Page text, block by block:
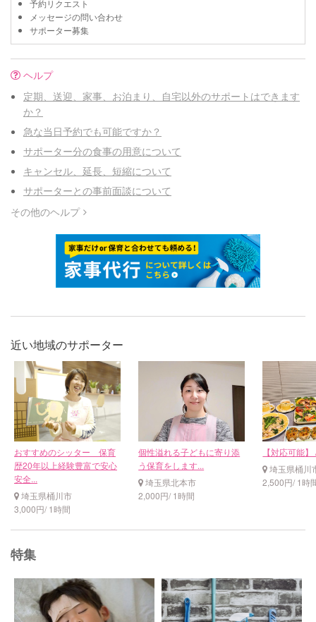
予約リクエスト
メッセージの問い合わせ
サポーター募集
ヘルプ
定期、送迎、家事、お泊まり、自宅以外のサポートはできます
か？
急な当日予約でも可能ですか？
サポーター分の食事の用意について
キャンセル、延長、短縮について
サポーターとの事前面談について
その他のヘルプ
近い地域のサポーター
おすすめのシッター 保育
歴20年以上経験豊富で安心
安全...
埼玉県桶川市
3,000円/ 1時間
個性溢れる子どもに寄り添
う保育をします...
埼玉県北本市
2,000円/ 1時間
【対応可能
埼玉県桶川
2,500円/ 1時
特集